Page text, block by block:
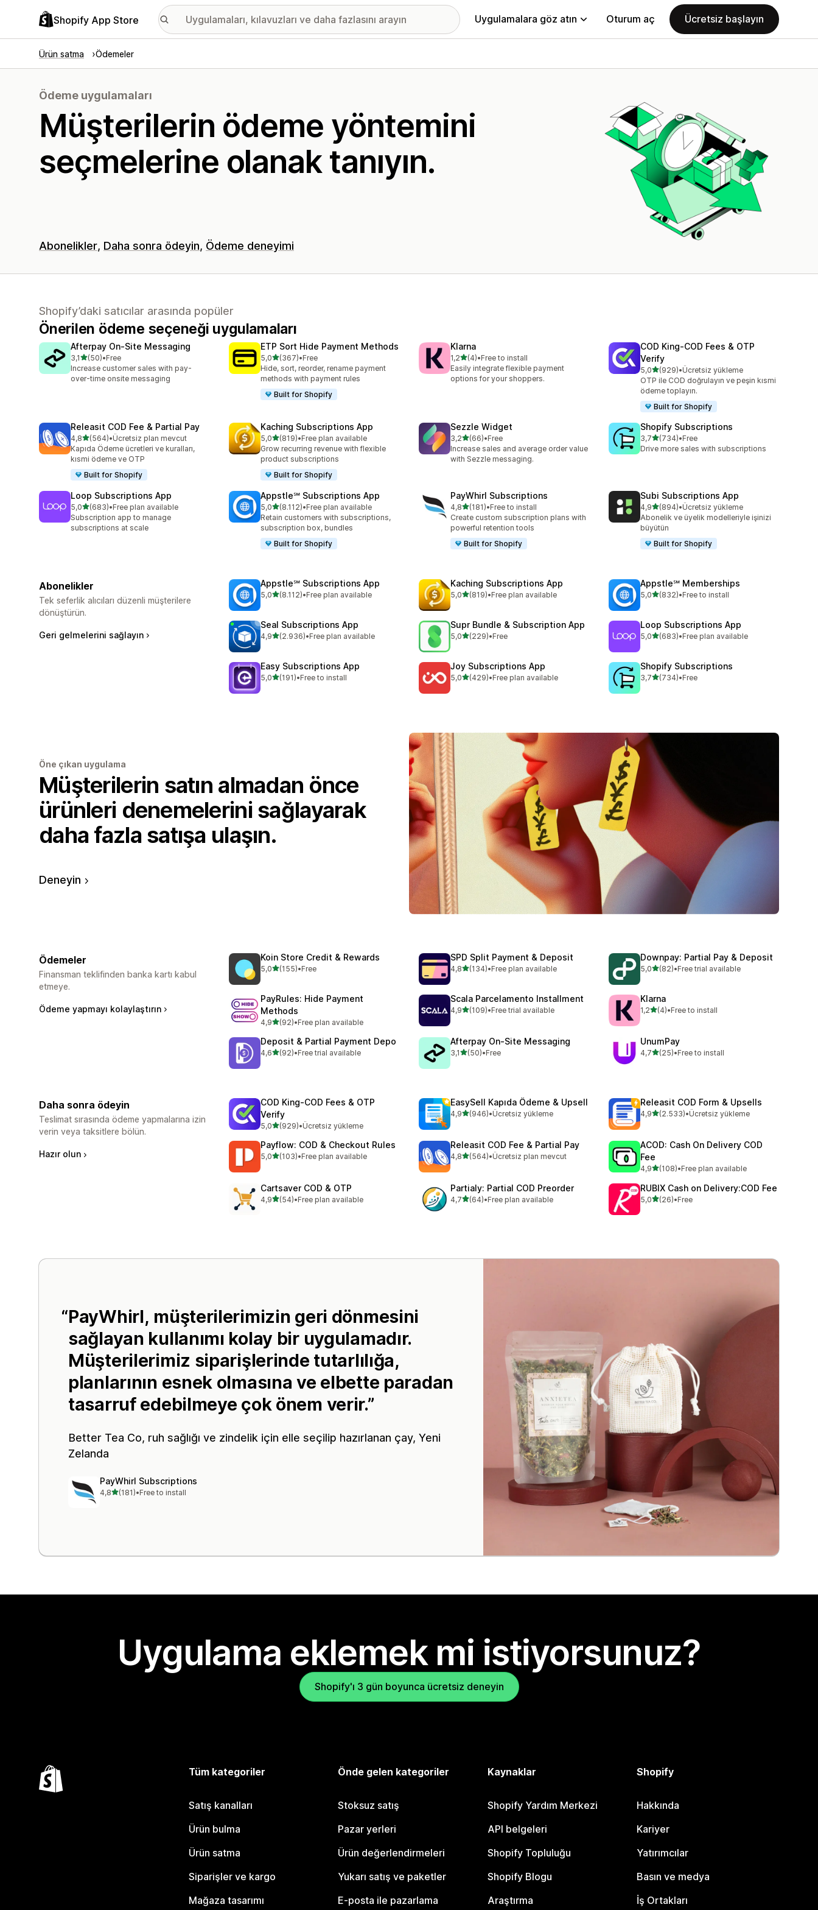
Shopify App Store Uygulamalara göz atın Oturum aç Ücretsiz başlayın
Ürün satma Ödemeler
Ödeme uygulamaları
Müşterilerin ödeme yöntemini
seçmelerine olanak tanıyın.
Abonelikler Daha sonra ödeyin Ödeme deneyimi
Shopify’daki satıcılar arasında popüler
Önerilen ödeme seçeneği uygulamaları
Afterpay On‑Site Messaging
3,15 yıldız üzerinden
(50)
toplam 50 değerlendirme
•Free
Increase customer sales with pay-
over-time onsite messaging
ETP Sort Hide Payment Methods
5,05 yıldız üzerinden
(367)
toplam 367 değerlendirme
•Free
Hide, sort, reorder, rename payment
methods with payment rules
Built for Shopify
Klarna
1,25 yıldız üzerinden
(4)
toplam 4 değerlendirme
•Free to install
Easily integrate flexible payment
options for your shoppers.
COD King‑COD Fees & OTP
Verify
5,05 yıldız üzerinden
(929)
toplam 929 değerlendirme
•Ücretsiz yükleme
OTP ile COD doğrulayın ve peşin kısmi
ödeme toplayın.
Built for Shopify
Releasit COD Fee & Partial Pay
4,85 yıldız üzerinden
(564)
toplam 564 değerlendirme
•Ücretsiz plan mevcut
Kapıda Ödeme ücretleri ve kuralları,
kısmi ödeme ve OTP
Built for Shopify
Kaching Subscriptions App
5,05 yıldız üzerinden
(819)
toplam 819 değerlendirme
•Free plan available
Grow recurring revenue with flexible
product subscriptions
Built for Shopify
Sezzle Widget
3,25 yıldız üzerinden
(66)
toplam 66 değerlendirme
•Free
Increase sales and average order value
with Sezzle messaging.
Shopify Subscriptions
3,75 yıldız üzerinden
(734)
toplam 734 değerlendirme
•Free
Drive more sales with subscriptions
Loop Subscriptions App
5,05 yıldız üzerinden
(683)
toplam 683 değerlendirme
•Free plan available
Subscription app to manage
subscriptions at scale
Appstle℠ Subscriptions App
5,05 yıldız üzerinden
(8.112)
toplam 8112 değerlendirme
•Free plan available
Retain customers with subscriptions,
subscription box, bundles
Built for Shopify
PayWhirl Subscriptions
4,85 yıldız üzerinden
(181)
toplam 181 değerlendirme
•Free to install
Create custom subscription plans with
powerful retention tools
Built for Shopify
Subi Subscriptions App
4,95 yıldız üzerinden
(894)
toplam 894 değerlendirme
•Ücretsiz yükleme
Abonelik ve üyelik modelleriyle işinizi
büyütün
Built for Shopify
Abonelikler
Tek seferlik alıcıları düzenli müşterilere
dönüştürün.
Geri gelmelerini sağlayın
Appstle℠ Subscriptions App
5,05 yıldız üzerinden
(8.112)
toplam 8112 değerlendirme
•Free plan available
Kaching Subscriptions App
5,05 yıldız üzerinden
(819)
toplam 819 değerlendirme
•Free plan available
Appstle℠ Memberships
5,05 yıldız üzerinden
(832)
toplam 832 değerlendirme
•Free to install
Seal Subscriptions App
4,95 yıldız üzerinden
(2.936)
toplam 2936 değerlendirme
•Free plan available
Supr Bundle & Subscription App
5,05 yıldız üzerinden
(229)
toplam 229 değerlendirme
•Free
Loop Subscriptions App
5,05 yıldız üzerinden
(683)
toplam 683 değerlendirme
•Free plan available
Easy Subscriptions App
5,05 yıldız üzerinden
(191)
toplam 191 değerlendirme
•Free to install
Joy Subscriptions App
5,05 yıldız üzerinden
(429)
toplam 429 değerlendirme
•Free plan available
Shopify Subscriptions
3,75 yıldız üzerinden
(734)
toplam 734 değerlendirme
•Free
Öne çıkan uygulama
Müşterilerin satın almadan önce
ürünleri denemelerini sağlayarak
daha fazla satışa ulaşın.
Deneyin
Ödemeler
Finansman teklifinden banka kartı kabul
etmeye.
Ödeme yapmayı kolaylaştırın
Koin Store Credit & Rewards
5,05 yıldız üzerinden
(155)
toplam 155 değerlendirme
•Free
SPD Split Payment & Deposit
4,85 yıldız üzerinden
(134)
toplam 134 değerlendirme
•Free plan available
Downpay: Partial Pay & Deposit
5,05 yıldız üzerinden
(82)
toplam 82 değerlendirme
•Free trial available
PayRules: Hide Payment
Methods
4,95 yıldız üzerinden
(92)
toplam 92 değerlendirme
•Free plan available
Scala Parcelamento Installment
4,95 yıldız üzerinden
(109)
toplam 109 değerlendirme
•Free trial available
Klarna
1,25 yıldız üzerinden
(4)
toplam 4 değerlendirme
•Free to install
Deposit & Partial Payment Depo
4,65 yıldız üzerinden
(92)
toplam 92 değerlendirme
•Free trial available
Afterpay On‑Site Messaging
3,15 yıldız üzerinden
(50)
toplam 50 değerlendirme
•Free
UnumPay
4,75 yıldız üzerinden
(25)
toplam 25 değerlendirme
•Free to install
Daha sonra ödeyin
Teslimat sırasında ödeme yapmalarına izin
verin veya taksitlere bölün.
Hazır olun
COD King‑COD Fees & OTP
Verify
5,05 yıldız üzerinden
(929)
toplam 929 değerlendirme
•Ücretsiz yükleme
EasySell Kapıda Ödeme & Upsell
4,95 yıldız üzerinden
(946)
toplam 946 değerlendirme
•Ücretsiz yükleme
Releasit COD Form & Upsells
4,95 yıldız üzerinden
(2.533)
toplam 2533 değerlendirme
•Ücretsiz yükleme
Payflow: COD & Checkout Rules
5,05 yıldız üzerinden
(103)
toplam 103 değerlendirme
•Free plan available
Releasit COD Fee & Partial Pay
4,85 yıldız üzerinden
(564)
toplam 564 değerlendirme
•Ücretsiz plan mevcut
ACOD: Cash On Delivery COD
Fee
4,95 yıldız üzerinden
(108)
toplam 108 değerlendirme
•Free plan available
Cartsaver COD & OTP
4,95 yıldız üzerinden
(54)
toplam 54 değerlendirme
•Free plan available
Partialy: Partial COD Preorder
4,75 yıldız üzerinden
(64)
toplam 64 değerlendirme
•Free plan available
RUBIX Cash on Delivery:COD Fee
5,05 yıldız üzerinden
(26)
toplam 26 değerlendirme
•Free
PayWhirl, müşterilerimizin geri dönmesini
sağlayan kullanımı kolay bir uygulamadır.
Müşterilerimiz siparişlerinde tutarlılığa,
planlarının esnek olmasına ve elbette paradan
tasarruf edebilmeye çok önem verir.
Better Tea Co, ruh sağlığı ve zindelik için elle seçilip hazırlanan çay, Yeni
Zelanda
PayWhirl Subscriptions
4,85 yıldız üzerinden
(181)
toplam 181 değerlendirme
•Free to install
Uygulama eklemek mi istiyorsunuz?
Shopify'ı 3 gün boyunca ücretsiz deneyin
Tüm kategoriler
Satış kanalları
Ürün bulma
Ürün satma
Siparişler ve kargo
Mağaza tasarımı
Önde gelen kategoriler
Stoksuz satış
Pazar yerleri
Ürün değerlendirmeleri
Yukarı satış ve paketler
E-posta ile pazarlama
Kaynaklar
Shopify Yardım Merkezi
API belgeleri
Shopify Topluluğu
Shopify Blogu
Araştırma
Shopify
Hakkında
Kariyer
Yatırımcılar
Basın ve medya
İş Ortakları